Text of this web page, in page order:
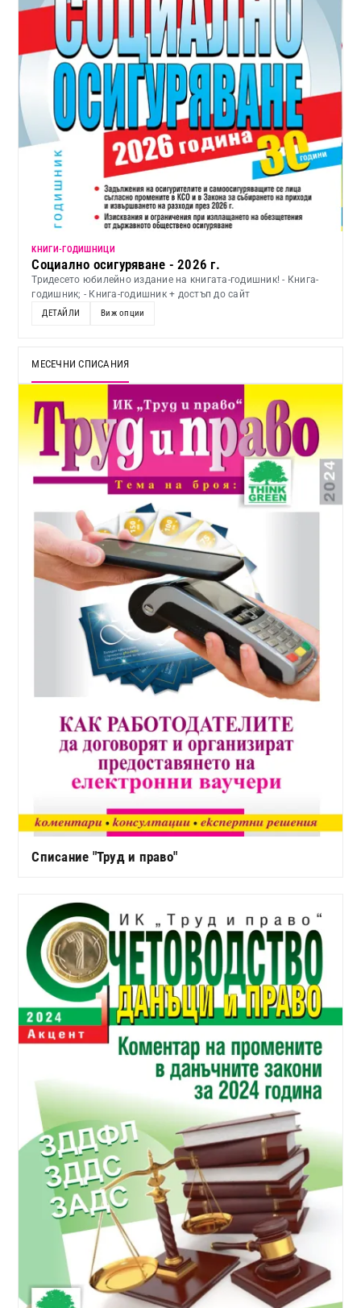
KНИГИ-ГОДИШНИЦИ
Социално осигуряване - 2026 г.
Тридесето юбилейно издание на книгата-годишник! - Книга-
годишник; - Книга-годишник + достъп до сайт
ДЕТАЙЛИ Виж опции
МЕСЕЧНИ СПИСАНИЯ
Списание "Труд и право"